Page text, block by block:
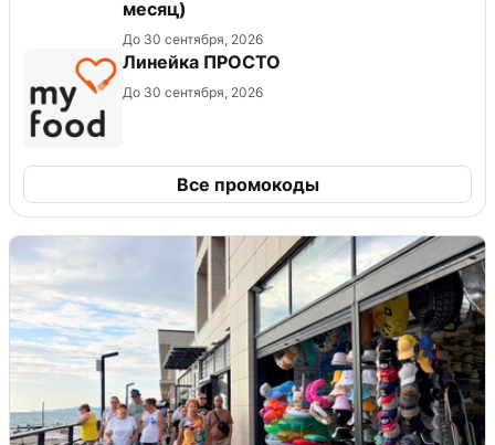
месяц)
До 30 сентября, 2026
Линейка ПРОСТО
До 30 сентября, 2026
Все промокоды